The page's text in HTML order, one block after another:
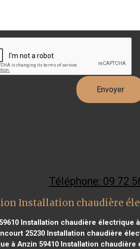
Téléphone: 09 72
Installation chaudière
Installation chaudière électrique
25230Installation chaudière
à Anzin 59410 Installation chaudière